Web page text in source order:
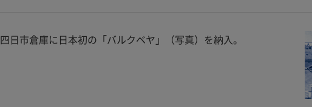
四日市倉庫に日本初の「バルクベヤ」（写真）を納入。